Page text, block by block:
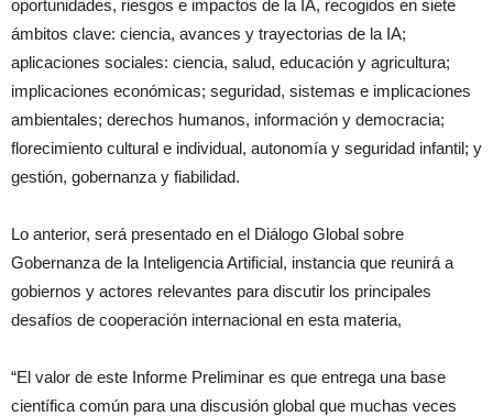
oportunidades, riesgos e impactos de la IA, recogidos en siete
ámbitos clave: ciencia, avances y trayectorias de la IA;
aplicaciones sociales: ciencia, salud, educación y agricultura;
implicaciones económicas; seguridad, sistemas e implicaciones
ambientales; derechos humanos, información y democracia;
florecimiento cultural e individual, autonomía y seguridad infantil; y
gestión, gobernanza y fiabilidad.
Lo anterior, será presentado en el Diálogo Global sobre
Gobernanza de la Inteligencia Artificial, instancia que reunirá a
gobiernos y actores relevantes para discutir los principales
desafíos de cooperación internacional en esta materia,
“El valor de este Informe Preliminar es que entrega una base
científica común para una discusión global que muchas veces